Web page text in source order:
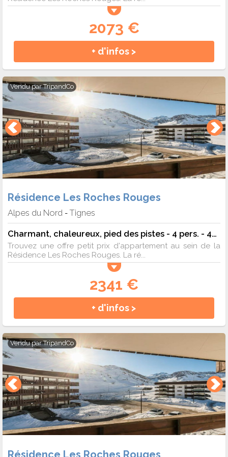
2073 €
+ d'infos >
Vendu parTripandCo
Résidence Les Roches Rouges
Alpes du Nord -Tignes
Charmant, chaleureux, pied des pistes - 4 pers. - 40m2 - TV
Trouvez une offre petit prix d'appartement au sein de la
Résidence Les Roches Rouges. La ré...
2341 €
+ d'infos >
Vendu parTripandCo
Résidence Les Roches Rouges